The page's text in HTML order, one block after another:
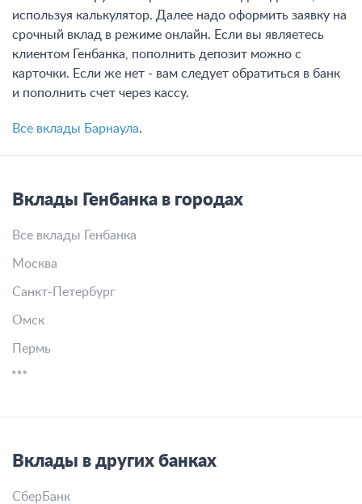
используя калькулятор. Далее надо оформить заявку на
срочный вклад в режиме онлайн. Если вы являетесь
клиентом Генбанка, пополнить депозит можно с
карточки. Если же нет - вам следует обратиться в банк
и пополнить счет через кассу.
Все вклады Барнаула.
Вклады Генбанка в городах
Все вклады Генбанка
Москва
Санкт-Петербург
Омск
Пермь
Вклады в других банках
СберБанк